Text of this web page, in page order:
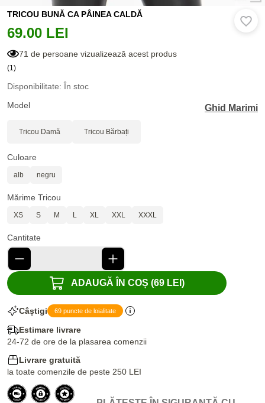
TRICOU BUNĂ CA PÂINEA CALDĂ
69.00 LEI
71 de persoane vizualizează acest produs
(1)
Disponibilitate: În stoc
Model
Ghid Marimi
Tricou Damă Tricou Bărbați
Culoare
alb negru
Mărime Tricou
XS S M L XL XXL XXXL
Cantitate
ADAUGĂ ÎN COȘ (69 LEI)
Câștigi 69 puncte de loialitate
Estimare livrare
24-72 de ore de la plasarea comenzii
Livrare gratuită
la toate comenzile de peste 250 LEI